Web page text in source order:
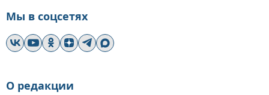
Мы в соцсетях
О редакции